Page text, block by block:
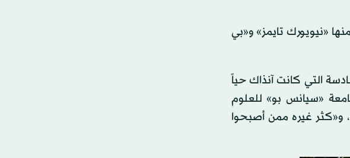
«نيويورك تايمز» و«بي
التي كانت آنذاك حياً
«سيانس بو» للعلوم
و«كثر غيره ممن أصبحوا